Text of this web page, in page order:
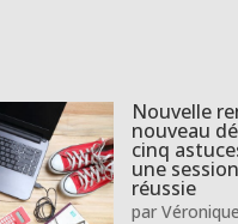
Nouvelle
nouveau
cinq
une session
réussie
par